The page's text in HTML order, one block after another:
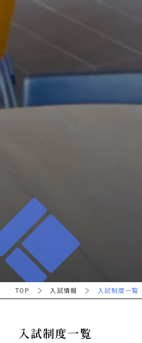
TOP 入試情報 入試制度一覧
入試制度一覧